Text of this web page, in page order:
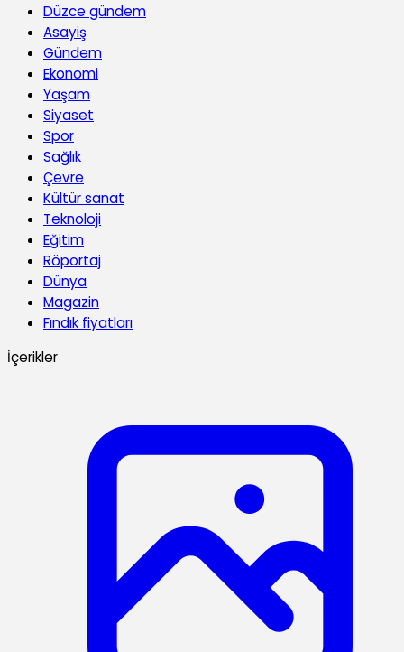
Düzce gündem
Asayiş
Gündem
Ekonomi
Yaşam
Siyaset
Spor
Sağlık
Çevre
Kültür sanat
Teknoloji
Eğitim
Röportaj
Dünya
Magazin
Fındık fiyatları
İçerikler